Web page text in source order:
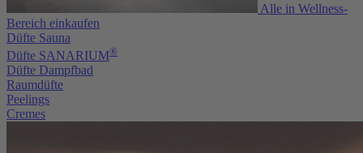
Alle in Wellness-
Bereich einkaufen
Düfte Sauna
Düfte SANARIUM®
Düfte Dampfbad
Raumdüfte
Peelings
Cremes